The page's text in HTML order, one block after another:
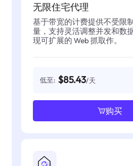
无限住宅代理
基于带宽的计费提供不受限
量，支持灵活调整并发和数
现可扩展的 Web 抓取作。
低至: $85.43/天
购买